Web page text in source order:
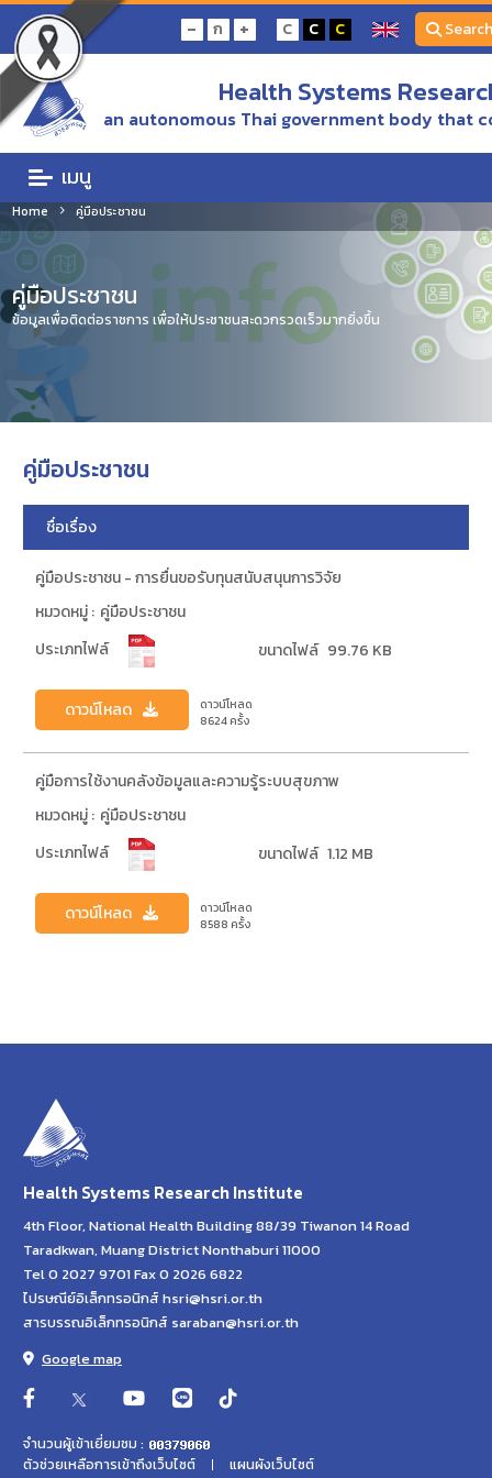
- ก + C C C Search
Health Systems
an autonomous Thai government body that
เมนู
Home คู่มือประชาชน
คู่มือประชาชน
ข้อมูลเพื่อติดต่อราชการ เพื่อให้ประชาชนสะดวกรวดเร็วมากยิ่งขึ้น
คู่มือประชาชน
ชื่อเรื่อง
คู่มือประชาชน - การยื่นขอรับทุนสนับสนุนการวิจัย
หมวดหมู่ : คู่มือประชาชน
ประเภทไฟล์
ขนาดไฟล์ 99.76 KB
ดาวน์โหลด
ดาวน์โหลด
8624ครั้ง
คู่มือการใช้งานคลังข้อมูลและความรู้ระบบสุขภาพ
หมวดหมู่ : คู่มือประชาชน
ประเภทไฟล์
ขนาดไฟล์ 1.12 MB
ดาวน์โหลด
ดาวน์โหลด
8588ครั้ง
Health Systems Research Institute
4th Floor, National Health Building 88/39 Tiwanon 14 Road
Taradkwan, Muang District Nonthaburi 11000
Tel 0 2027 9701 Fax 0 2026 6822
ไปรษณีย์อิเล็กทรอนิกส์ hsri@hsri.or.th
สารบรรณอิเล็กทรอนิกส์ saraban@hsri.or.th
Google map
จำนวนผู้เข้าเยี่ยมชม :
ตัวช่วยเหลือการเข้าถึงเว็บไซต์
แผนผังเว็บไซต์